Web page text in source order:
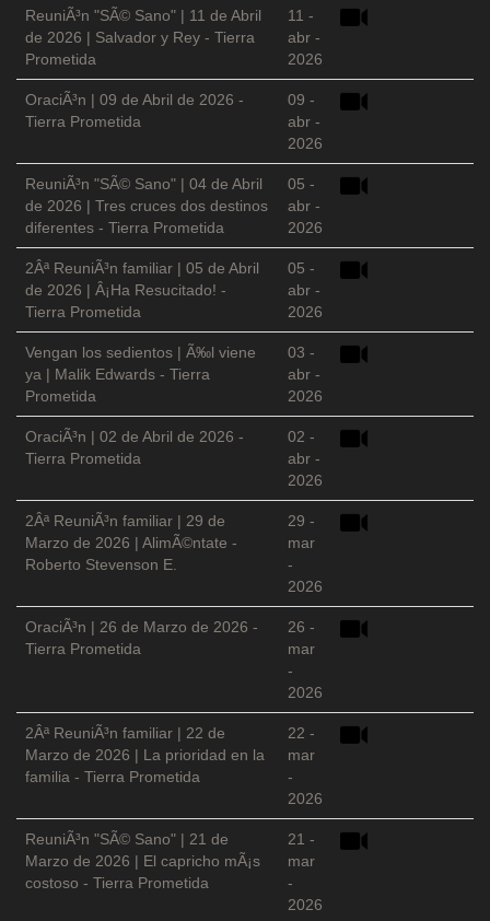
ReuniÃ³n "SÃ© Sano" | 11 de Abril
de 2026 | Salvador y Rey - Tierra
Prometida
11 -
abr -
2026
OraciÃ³n | 09 de Abril de 2026 -
Tierra Prometida
09 -
abr -
2026
ReuniÃ³n "SÃ© Sano" | 04 de Abril
de 2026 | Tres cruces dos destinos
diferentes - Tierra Prometida
05 -
abr -
2026
2Âª ReuniÃ³n familiar | 05 de Abril
de 2026 | Â¡Ha Resucitado! -
Tierra Prometida
05 -
abr -
2026
Vengan los sedientos | Ã‰l viene
ya | Malik Edwards - Tierra
Prometida
03 -
abr -
2026
OraciÃ³n | 02 de Abril de 2026 -
Tierra Prometida
02 -
abr -
2026
2Âª ReuniÃ³n familiar | 29 de
Marzo de 2026 | AlimÃ©ntate -
Roberto Stevenson E.
29 -
mar
-
2026
OraciÃ³n | 26 de Marzo de 2026 -
Tierra Prometida
26 -
mar
-
2026
2Âª ReuniÃ³n familiar | 22 de
Marzo de 2026 | La prioridad en la
familia - Tierra Prometida
22 -
mar
-
2026
ReuniÃ³n "SÃ© Sano" | 21 de
Marzo de 2026 | El capricho mÃ¡s
costoso - Tierra Prometida
21 -
mar
-
2026